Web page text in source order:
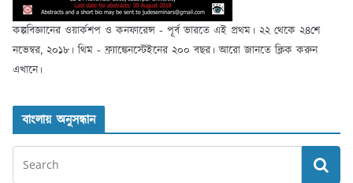
কল্পবিজ্ঞানের ওয়ার্কশপ ও কনফারেন্স - পূর্ব ভারতে এই প্রথম। ২২ থেকে ২৪শে
নভেম্বর, ২০১৮। থিম - ফ্র্যাঙ্কেনস্টেইনের ২০০ বছর। আরো জানতে ক্লিক করুন
এখানে।
বাংলায় অনুসন্ধান